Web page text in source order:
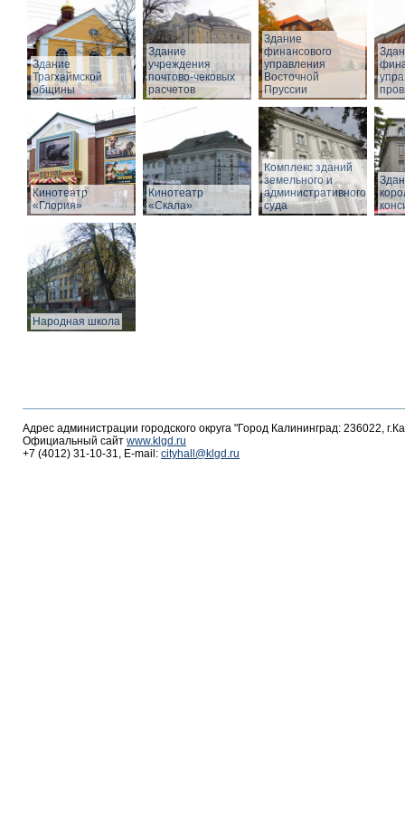
Здание
Трагхаймской
общины
Здание
учреждения
почтово-чековых
расчетов
Здание
финансового
управления
Восточной
Пруссии
Кинотеатр
«Глория»
Кинотеатр
«Скала»
Комплекс зданий
земельного и
административного
суда
Народная школа
Адрес администрации городского округа "Город Калининград: 236022,
Официальный сайт www.klgd.ru
+7 (4012) 31-10-31, E-mail: cityhall@klgd.ru